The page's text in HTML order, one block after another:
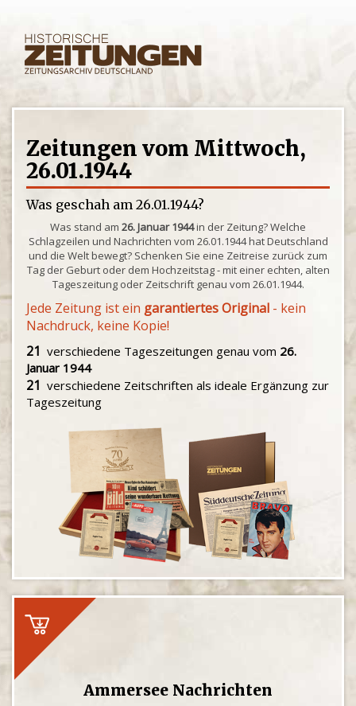
Zeitungen vom Mittwoch,
26.01.1944
Was geschah am 26.01.1944?
Was stand am 26. Januar 1944in der Zeitung? Welche
Schlagzeilen und Nachrichten vom 26.01.1944 hat Deutschland
und die Welt bewegt? Schenken Sie eine Zeitreise zurück zum
Tag der Geburt oder dem Hochzeitstag - mit einer echten, alten
Tageszeitung oder Zeitschrift genau vom 26.01.1944.
Jede Zeitung ist ein garantiertes Original - kein
Nachdruck, keine Kopie!
21 verschiedene Tageszeitungen genau vom 26.
Januar 1944
21 verschiedene Zeitschriften als ideale Ergänzung zur
Tageszeitung
Ammersee Nachrichten